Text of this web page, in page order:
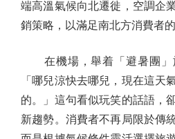
端高溫氣候向北遷徙，空調企
銷策略，以滿足南北方消費者
在機場，舉着「避暑團」
「哪兒涼快去哪兒，現在這天
的。」這句看似玩笑的話語，
新趨勢。消費者不再局限於傳